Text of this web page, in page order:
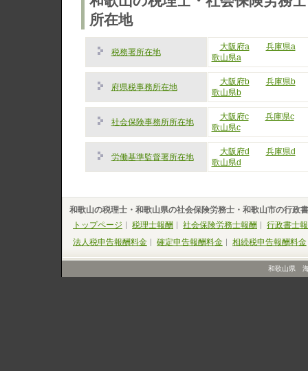
所在地
税務署所在地
大阪府a
兵庫県a
歌山県a
府県税事務所在地
大阪府b
兵庫県b
歌山県b
社会保険事務所所在地
大阪府c
兵庫県c
歌山県c
労働基準監督署所在地
大阪府d
兵庫県d
歌山県d
和歌山の税理士・和歌山県の社会保険労務士・和歌山市の行政
トップページ
税理士報酬 社会保険労務士報酬
行政書士
法人税申告報酬料金
確定申告報酬料金 相続税申告報酬料金
和歌山県